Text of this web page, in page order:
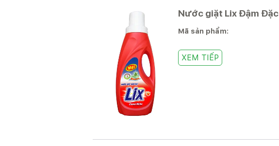
Nước giặt Lix Đậm Đặc
Mã sản phẩm:
XEM TIẾP